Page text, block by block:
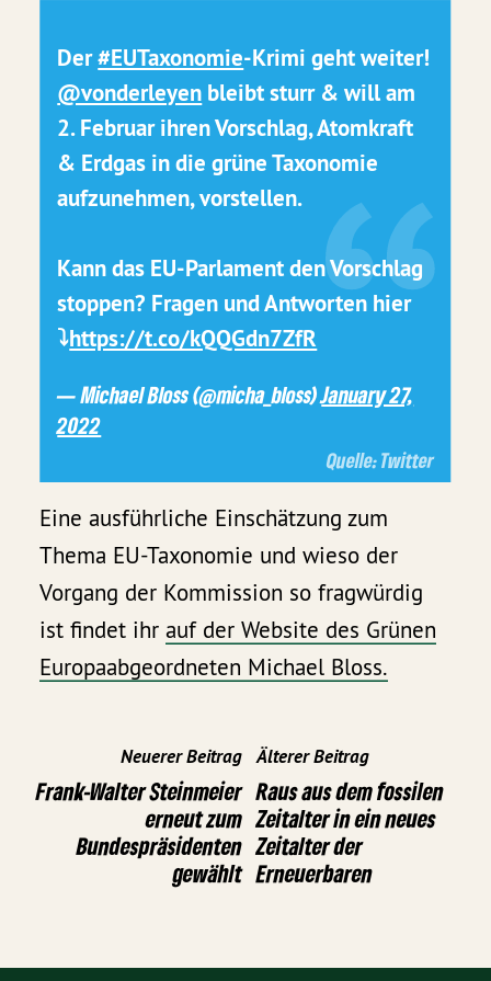
Der#EUTaxonomie-Krimi geht weiter!
@vonderleyen bleibt sturr & will am
2. Februar ihren Vorschlag, Atomkraft
& Erdgas in die grüne Taxonomie
aufzunehmen, vorstellen.
Kann das EU-Parlament den Vorschlag
stoppen? Fragen und Antworten hier
⤵️https://t.co/kQQGdn7ZfR
— Michael Bloss (@micha_bloss)January 27,
2022
Eine ausführliche Einschätzung zum
Thema EU-Taxonomie und wieso der
Vorgang der Kommission so fragwürdig
ist findet ihrauf der Website des Grünen
Europaabgeordneten Michael Bloss.
Neuerer Beitrag
Frank-Walter Steinmeier
erneut zum
Bundespräsidenten
gewählt
Älterer Beitrag
Raus aus dem fossilen
Zeitalter in ein neues
Zeitalter der
Erneuerbaren